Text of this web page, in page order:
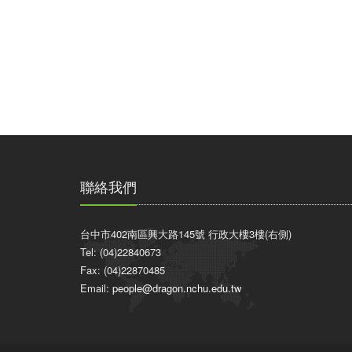
聯絡我們
台中市402南區興大路145號 行政大樓3樓(右側)
Tel: (04)22840673
Fax: (04)22870485
Email: people@dragon.nchu.edu.tw